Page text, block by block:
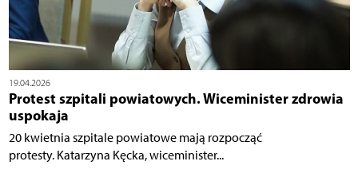
19.04.2026
Protest szpitali powiatowych. Wiceminister zdrowia
uspokaja
20 kwietnia szpitale powiatowe mają rozpocząć
protesty. Katarzyna Kęcka, wiceminister...